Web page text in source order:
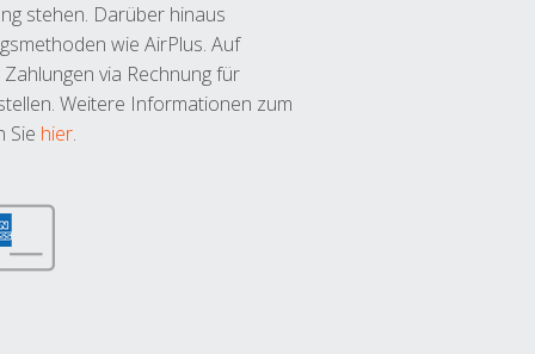
stehen. Darüber hinaus
wie AirPlus. Auf
via Rechnung für
Weitere Informationen zum
Sie hier.